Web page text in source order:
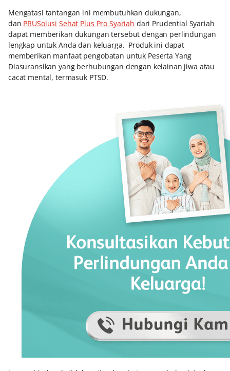
Mengatasi tantangan ini membutuhkan dukungan,
dan PRUSolusi Sehat Plus Pro Syariah dari Prudential Syariah
dapat memberikan dukungan tersebut dengan perlindungan
lengkap untuk Anda dan keluarga. Produk ini dapat
memberikan manfaat pengobatan untuk Peserta Yang
Diasuransikan yang berhubungan dengan kelainan jiwa atau
cacat mental, termasuk PTSD.